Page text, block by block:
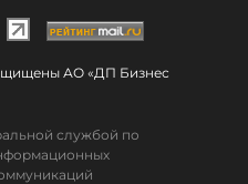
АО «ДП Бизнес
службой по